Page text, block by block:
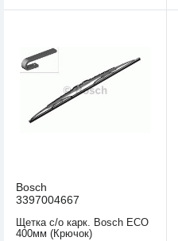
Bosch
3397004667
Щетка с/о карк. Bosch ECO
400мм (Крючок)